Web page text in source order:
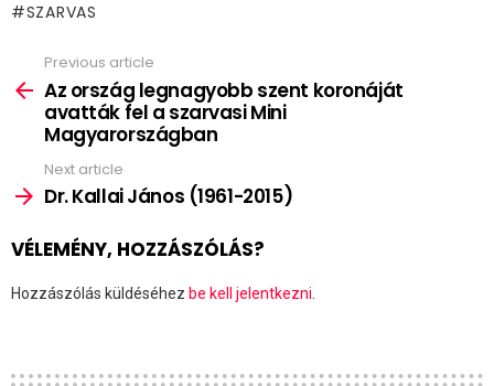
SZARVAS
more
Previous article
Az ország legnagyobb szent koronáját
avatták fel a szarvasi Mini
Magyarországban
Next article
Dr. Kallai János (1961-2015)
VÉLEMÉNY, HOZZÁSZÓLÁS?
Hozzászólás küldéséhez be kell jelentkezni